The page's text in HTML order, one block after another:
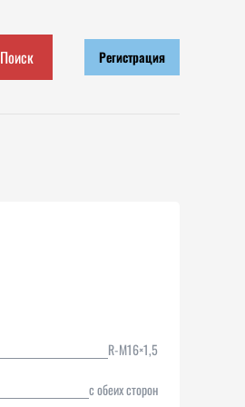
Поиск Регистрация
R-M16×1,5
с обеих сторон